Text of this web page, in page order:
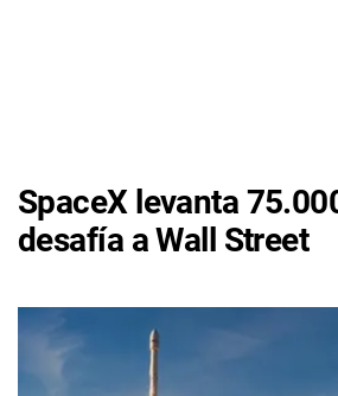
SpaceX levanta
desafía a Wall Street